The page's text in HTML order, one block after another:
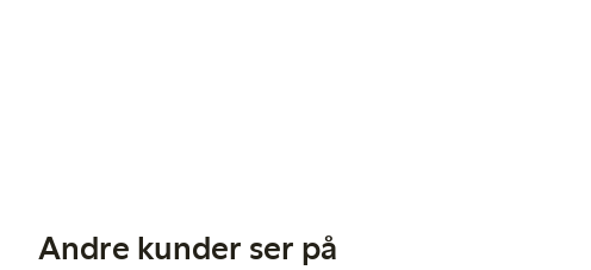
Andre kunder ser på